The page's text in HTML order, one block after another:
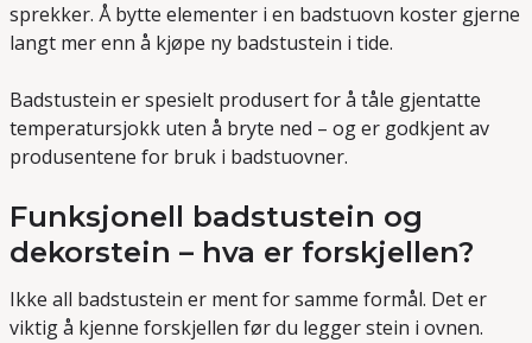
sprekker. Å bytte elementer i en badstuovn koster gjerne
langt mer enn å kjøpe ny badstustein i tide.
Badstustein er spesielt produsert for å tåle gjentatte
temperatursjokk uten å bryte ned – og er godkjent av
produsentene for bruk i badstuovner.
Funksjonell badstustein og
dekorstein – hva er forskjellen?
Ikke all badstustein er ment for samme formål. Det er
viktig å kjenne forskjellen før du legger stein i ovnen.